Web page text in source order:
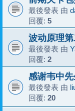
最後發表 由
回覆: 5
波动原理
最後發表 由
回覆: 2
感谢韦中
最後發表 由
回覆: 20